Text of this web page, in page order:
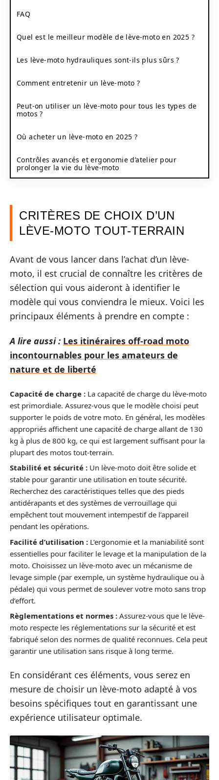
FAQ
Quel est le meilleur modèle de lève-moto en 2025 ?
Les lève-moto hydrauliques sont-ils plus sûrs ?
Comment entretenir un lève-moto ?
Peut-on utiliser un lève-moto pour tous les types de
motos ?
Où acheter un lève-moto en 2025 ?
Contrôles avancés et ergonomie d’atelier pour
prolonger la vie du lève‑moto
CRITÈRES DE CHOIX D’UN
LÈVE-MOTO TOUT-TERRAIN
Avant de vous lancer dans l’achat d’un lève-
moto, il est crucial de connaître les critères de
sélection qui vous aideront à identifier le
modèle qui vous conviendra le mieux. Voici les
principaux éléments à prendre en compte :
A lire aussi : Les itinéraires off-road moto
incontournables pour les amateurs de
nature et de liberté
Capacité de charge : La capacité de charge du lève-moto
est primordiale. Assurez-vous que le modèle choisi peut
supporter le poids de votre moto. En général, les modèles
appropriés affichent une capacité de charge allant de 130
kg à plus de 800 kg, ce qui est largement suffisant pour la
plupart des motos tout-terrain.
Stabilité et sécurité : Un lève-moto doit être solide et
stable pour garantir une utilisation en toute sécurité.
Recherchez des caractéristiques telles que des pieds
antidérapants et des systèmes de verrouillage qui
empêchent tout mouvement intempestif de l’appareil
pendant les opérations.
Facilité d’utilisation : L’ergonomie et la maniabilité sont
essentielles pour faciliter le levage et la manipulation de la
moto. Choisissez un lève-moto avec un mécanisme de
levage simple (par exemple, un système hydraulique ou à
pédale) qui vous permet de soulever votre moto sans trop
d’effort.
Règlementations et normes : Assurez-vous que le lève-
moto respecte les réglementations sur la sécurité et est
fabriqué selon des normes de qualité reconnues. Cela peut
garantir une utilisation sans risque à long terme.
En considérant ces éléments, vous serez en
mesure de choisir un lève-moto adapté à vos
besoins spécifiques tout en garantissant une
expérience utilisateur optimale.